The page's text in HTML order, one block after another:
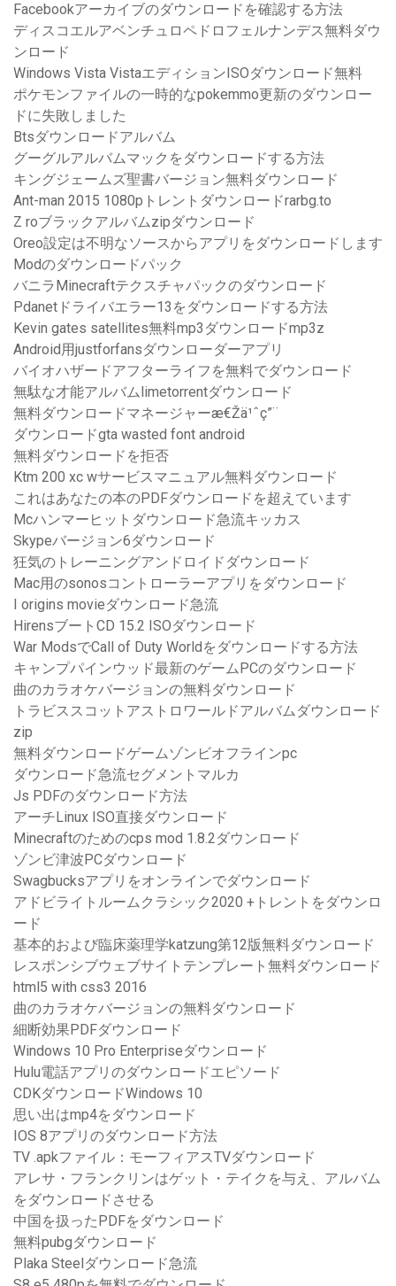
Facebookアーカイブのダウンロードを確認する方法
ディスコエルアベンチュロペドロフェルナンデス無料ダウ
ンロード
Windows Vista VistaエディションISOダウンロード無料
ポケモンファイルの一時的なpokemmo更新のダウンロー
ドに失敗しました
Btsダウンロードアルバム
グーグルアルバムマックをダウンロードする方法
キングジェームズ聖書バージョン無料ダウンロード
Ant-man 2015 1080pトレントダウンロードrarbg.to
Z roブラックアルバムzipダウンロード
Oreo設定は不明なソースからアプリをダウンロードします
Modのダウンロードパック
バニラMinecraftテクスチャパックのダウンロード
Pdanetドライバエラー13をダウンロードする方法
Kevin gates satellites無料mp3ダウンロードmp3z
Android用justforfansダウンローダーアプリ
バイオハザードアフターライフを無料でダウンロード
無駄な才能アルバムlimetorrentダウンロード
無料ダウンロードマネージャーæ€Žä¹ˆç”¨
ダウンロードgta wasted font android
無料ダウンロードを拒否
Ktm 200 xc wサービスマニュアル無料ダウンロード
これはあなたの本のPDFダウンロードを超えています
Mcハンマーヒットダウンロード急流キッカス
Skypeバージョン6ダウンロード
狂気のトレーニングアンドロイドダウンロード
Mac用のsonosコントローラーアプリをダウンロード
I origins movieダウンロード急流
HirensブートCD 15.2 ISOダウンロード
War ModsでCall of Duty Worldをダウンロードする方法
キャンプパインウッド最新のゲームPCのダウンロード
曲のカラオケバージョンの無料ダウンロード
トラビススコットアストロワールドアルバムダウンロード
zip
無料ダウンロードゲームゾンビオフラインpc
ダウンロード急流セグメントマルカ
Js PDFのダウンロード方法
アーチLinux ISO直接ダウンロード
Minecraftのためのcps mod 1.8.2ダウンロード
ゾンビ津波PCダウンロード
Swagbucksアプリをオンラインでダウンロード
アドビライトルームクラシック2020 +トレントをダウンロ
ード
基本的および臨床薬理学katzung第12版無料ダウンロード
レスポンシブウェブサイトテンプレート無料ダウンロード
html5 with css3 2016
曲のカラオケバージョンの無料ダウンロード
細断効果PDFダウンロード
Windows 10 Pro Enterpriseダウンロード
Hulu電話アプリのダウンロードエピソード
CDKダウンロードWindows 10
思い出はmp4をダウンロード
IOS 8アプリのダウンロード方法
TV .apkファイル：モーフィアスTVダウンロード
アレサ・フランクリンはゲット・テイクを与え、アルバム
をダウンロードさせる
中国を扱ったPDFをダウンロード
無料pubgダウンロード
Plaka Steelダウンロード急流